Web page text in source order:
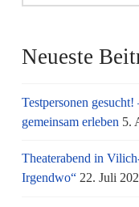
Neueste
Testpersonen
gemeinsam erleben 5.
Theaterabend in
Irgendwo“ 22. Juli